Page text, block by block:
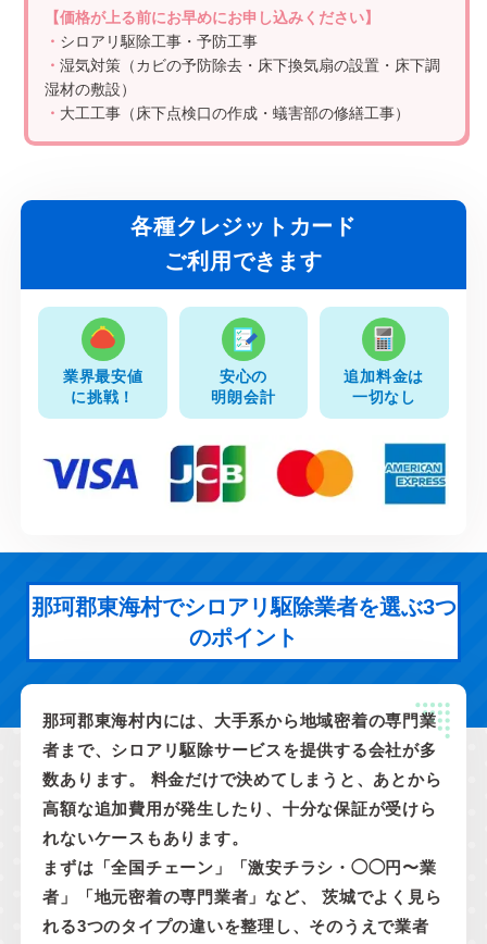
【価格が上る前にお早めにお申し込みください】
・ シロアリ駆除工事・予防工事
・湿気対策（カビの予防除去・床下換気扇の設置・床下調
湿材の敷設）
・ 大工工事（床下点検口の作成・蟻害部の修繕工事）
各種クレジットカード
ご利用できます
業界最安値
に挑戦！
安心の
明朗会計
追加料金は
一切なし
那珂郡東海村でシロアリ駆除業者を選ぶ3つ
のポイント
那珂郡東海村内には、大手系から地域密着の専門業
者まで、シロアリ駆除サービスを提供する会社が多
数あります。 料金だけで決めてしまうと、あとから
高額な追加費用が発生したり、十分な保証が受けら
れないケースもあります。
まずは「全国チェーン」「激安チラシ・◯◯円〜業
者」「地元密着の専門業者」など、 茨城でよく見ら
れる3つのタイプの違いを整理し、そのうえで業者